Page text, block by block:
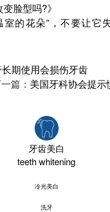
脸型吗?》
室的花朵”，不要让它
期使用会损伤牙齿
篇： 美国牙科协会提
牙齿美白
teeth whitening
冷光美白
洗牙